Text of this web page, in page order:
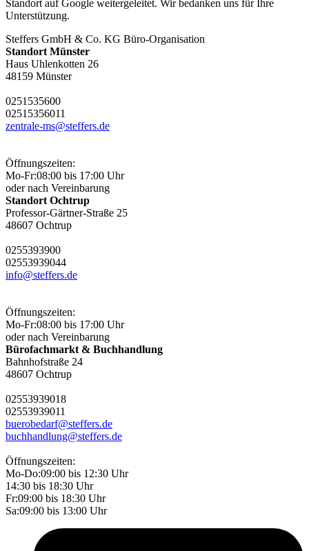
Standort auf Google weitergeleitet. Wir bedanken uns für Ihre
Unterstützung.
Steffers GmbH & Co. KG Büro-Organisation
Standort Münster
Haus Uhlenkotten 26
48159 Münster
0251 535600
0251 5356011
zentrale-ms@steffers.de
Öffnungszeiten:
Mo-Fr:08:00 bis 17:00 Uhr
oder nach Vereinbarung
Standort Ochtrup
Professor-Gärtner-Straße 25
48607 Ochtrup
0255393900
02553939044
info@steffers.de
Öffnungszeiten:
Mo-Fr:08:00 bis 17:00 Uhr
oder nach Vereinbarung
Bürofachmarkt & Buchhandlung
Bahnhofstraße 24
48607 Ochtrup
02553939018
02553939011
buerobedarf@steffers.de
buchhandlung@steffers.de
Öffnungszeiten:
Mo-Do:09:00 bis 12:30 Uhr
14:30 bis 18:30 Uhr
Fr:09:00 bis 18:30 Uhr
Sa:09:00 bis 13:00 Uhr